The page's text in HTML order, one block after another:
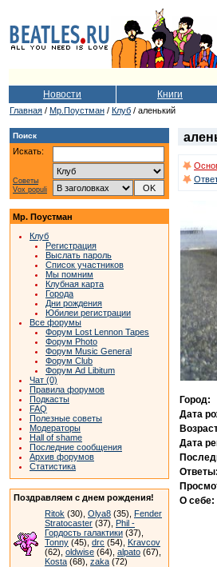
Новости Книги
Главная / Мр.Поустман / Клуб / аленький
Поиск
Искать:
Советы
Vox populi
Мр. Поустман
Клуб
Регистрация
Выслать пароль
Список участников
Мы помним
Клубная карта
Города
Дни рождения
Юбилеи регистрации
Все форумы
Форум Lost Lennon Tapes
Форум Photo
Форум Music General
Форум Club
Форум Ad Libitum
Чат (0)
Правила форумов
Подкасты
FAQ
Полезные советы
Модераторы
Hall of shame
Последние сообщения
Архив форумов
Статистика
Поздравляем с днем рождения!
Ritok (30), Olya8 (35), Fender
Stratocaster (37), Phil -
Гордость галактики (37),
Tonny (45), drc (54), Kravcov
(62), oldwise (64), alpato (67),
Kosta (68), zaka (72)
Город:
Дата
Дата
Ответы:
О себе: